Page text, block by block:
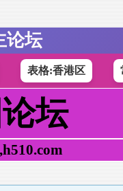
论坛
表格:香港区
坛